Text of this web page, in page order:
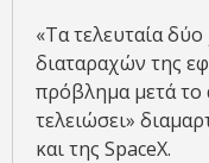
«Τα τελευταία
διαταραχών της
πρόβλημα μετά το
τελειώσει»
και της SpaceX.